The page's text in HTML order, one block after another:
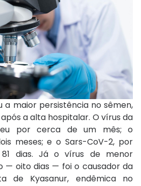
a maior persistência no sêmen,
a alta hospitalar. O vírus da
por cerca de um mês; o
meses; e o Sars-CoV-2, por
81 dias. Já o vírus de menor
— oito dias — foi o causador da
de Kyasanur, endêmica no